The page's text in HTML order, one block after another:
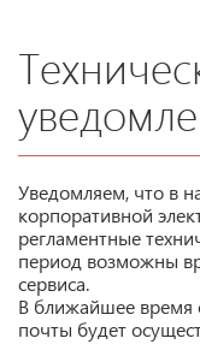
Уведомляем, что в
корпоративной
регламентные
период возможны
сервиса.
В ближайшее время
почты будет